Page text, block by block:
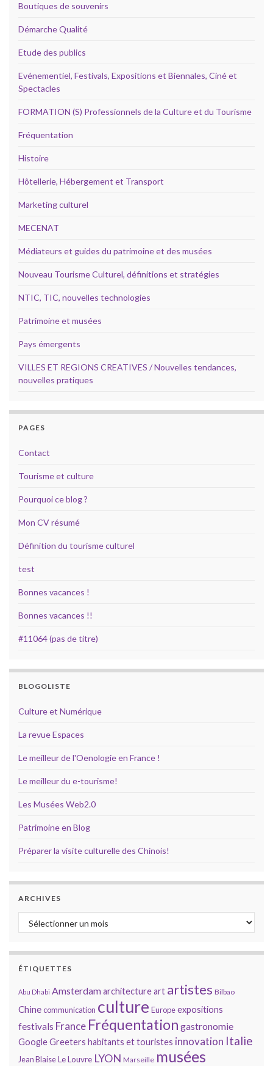
Boutiques de souvenirs
Démarche Qualité
Etude des publics
Evénementiel, Festivals, Expositions et Biennales, Ciné et
Spectacles
FORMATION (S) Professionnels de la Culture et du Tourisme
Fréquentation
Histoire
Hôtellerie, Hébergement et Transport
Marketing culturel
MECENAT
Médiateurs et guides du patrimoine et des musées
Nouveau Tourisme Culturel, définitions et stratégies
NTIC, TIC, nouvelles technologies
Patrimoine et musées
Pays émergents
VILLES ET REGIONS CREATIVES / Nouvelles tendances,
nouvelles pratiques
PAGES
Contact
Tourisme et culture
Pourquoi ce blog ?
Mon CV résumé
Définition du tourisme culturel
test
Bonnes vacances !
Bonnes vacances !!
#11064 (pas de titre)
BLOGOLISTE
Culture et Numérique
La revue Espaces
Le meilleur de l'Oenologie en France !
Le meilleur du e-tourisme!
Les Musées Web2.0
Patrimoine en Blog
Préparer la visite culturelle des Chinois!
ARCHIVES
Archives
ÉTIQUETTES
Abu Dhabi Amsterdamarchitectureart artistes Bilbao
Chinecommunication culture Europeexpositions
festivals France Fréquentation gastronomie
GoogleGreeters habitants et touristes innovation Italie
Jean BlaiseLe Louvre LYON Marseille musées